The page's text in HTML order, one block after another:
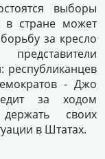
выборы
в стране может
за кресло
республиканцев
- Джо
за ходом
своих
в Штатах.